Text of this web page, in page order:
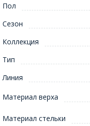
Пол
Сезон
Коллекция
Тип
Линия
Материал верха
Материал стельки